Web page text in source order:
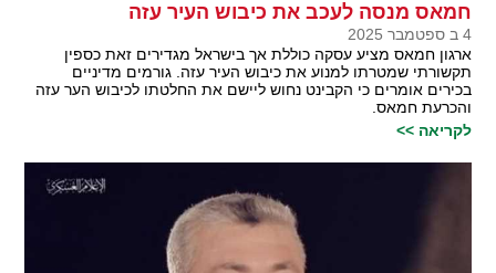
חמאס מנסה לעכב את כיבוש העיר עזה
4 ב ספטמבר 2025
ארגון חמאס מציע עסקה כוללת אך בישראל מגדירים זאת כספין
תקשורתי שמטרתו למנוע את כיבוש העיר עזה. גורמים מדיניים
בכירים אומרים כי הקבינט נחוש ליישם את החלטתו לכיבוש הער עזה
והכרעת חמאס.
לקריאה >>